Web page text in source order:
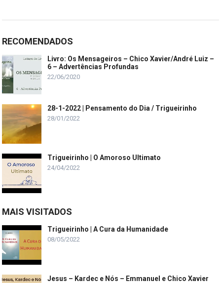
RECOMENDADOS
Livro: Os Mensageiros – Chico Xavier/André Luiz –
6 – Advertências Profundas
22/06/2020
28-1-2022 | Pensamento do Dia / Trigueirinho
28/01/2022
Trigueirinho | O Amoroso Ultimato
24/04/2022
MAIS VISITADOS
Trigueirinho | A Cura da Humanidade
08/05/2022
Jesus – Kardec e Nós – Emmanuel e Chico Xavier